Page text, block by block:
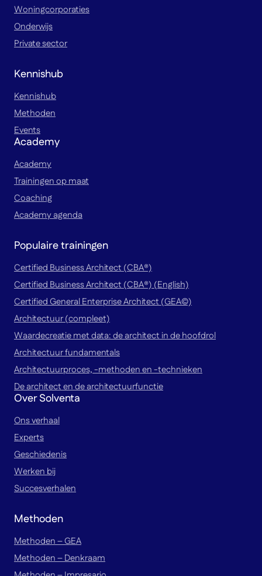
Woningcorporaties
Onderwijs
Private sector
Kennishub
Kennishub
Methoden
Events
Academy
Academy
Trainingen op maat
Coaching
Academy agenda
Populaire trainingen
Certified Business Architect (CBA®)
Certified Business Architect (CBA®) (English)
Certified General Enterprise Architect (GEA©)
Architectuur (compleet)
Waardecreatie met data: de architect in de hoofdrol
Architectuur fundamentals
Architectuurproces, -methoden en -technieken
De architect en de architectuurfunctie
Over Solventa
Ons verhaal
Experts
Geschiedenis
Werken bij
Succesverhalen
Methoden
Methoden – GEA
Methoden – Denkraam